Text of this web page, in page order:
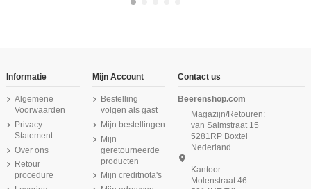
Informatie
Algemene
Voorwaarden
Privacy
Statement
Over ons
Retour
procedure
Mijn Account
Bestelling
volgen als gast
Mijn bestellingen
Mijn
geretourneerde
producten
Mijn creditnota's
Contact us
Beerenshop.com
Magazijn/Retouren:
van Salmstraat 15
5281RP Boxtel
Nederland
Kantoor:
Molenstraat 46